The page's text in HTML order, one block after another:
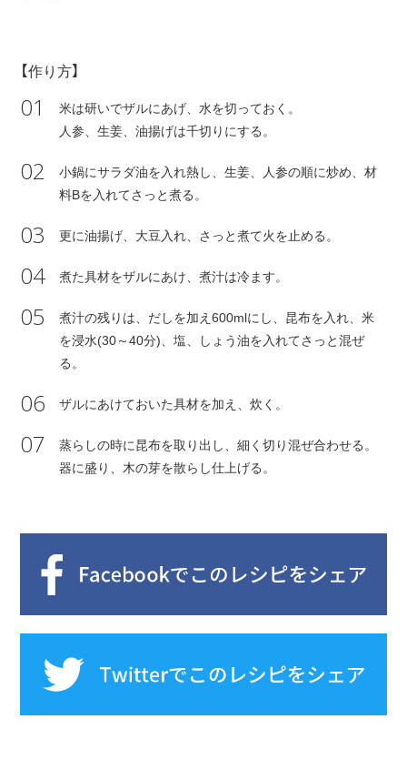
【作り方】
01
米は研いでザルにあげ、水を切っておく。
人参、生姜、油揚げは千切りにする。
02
小鍋にサラダ油を入れ熱し、生姜、人参の順に炒め、材
料Bを入れてさっと煮る。
03 更に油揚げ、大豆入れ、さっと煮て火を止める。
04 煮た具材をザルにあけ、煮汁は冷ます。
05
煮汁の残りは、だしを加え600mlにし、昆布を入れ、米
を浸水(30～40分)、塩、しょう油を入れてさっと混ぜ
る。
06 ザルにあけておいた具材を加え、炊く。
07
蒸らしの時に昆布を取り出し、細く切り混ぜ合わせる。
器に盛り、木の芽を散らし仕上げる。